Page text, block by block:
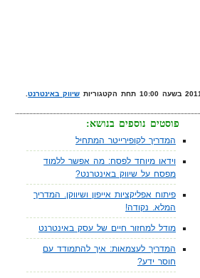
שיווק באינטרנט.
פוסטים נוספים בנושא:
המדריך לקופירייטר המתחיל
וידאו מיוחד לפסח: מה אפשר ללמוד
מפסח על שיווק באינטרנט?
פיתוח אפליקציות אייפון ושיווקן. המדריך
המלא. נקודה!
מודל למחזור חיים של עסק באינטרנט
המדריך לעצמאות: איך להתמודד עם
חוסר ידע?